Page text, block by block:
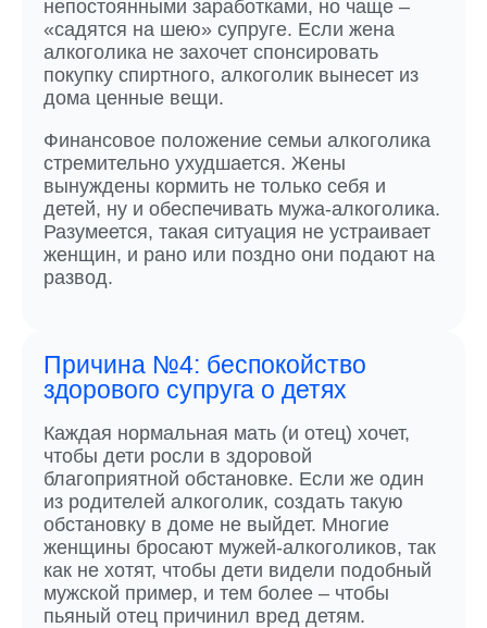
непостоянными заработками, но чаще –
«садятся на шею» супруге. Если жена
алкоголика не захочет спонсировать
покупку спиртного, алкоголик вынесет из
дома ценные вещи.
Финансовое положение семьи алкоголика
стремительно ухудшается. Жены
вынуждены кормить не только себя и
детей, ну и обеспечивать мужа-алкоголика.
Разумеется, такая ситуация не устраивает
женщин, и рано или поздно они подают на
развод.
Причина №4: беспокойство
здорового супруга о детях
Каждая нормальная мать (и отец) хочет,
чтобы дети росли в здоровой
благоприятной обстановке. Если же один
из родителей алкоголик, создать такую
обстановку в доме не выйдет. Многие
женщины бросают мужей-алкоголиков, так
как не хотят, чтобы дети видели подобный
мужской пример, и тем более – чтобы
пьяный отец причинил вред детям.